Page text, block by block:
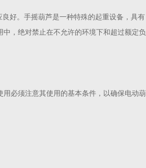
好。手摇葫芦是一种特殊的起重设备，具有
，绝对禁止在不允许的环境下和超过额定负
必须注意其使用的基本条件，以确保电动葫